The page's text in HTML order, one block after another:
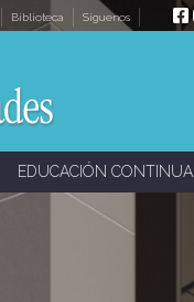
Biblioteca Síguenos
EDUCACIÓN CONTINUA